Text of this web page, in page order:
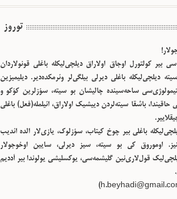
توروز
بیر کولتورل اوجاق اولا‌راق دیلچی‌لیکله باغلی قونولاردان
دیلچی‌لیکله باغلی دیرلی بیلگی‌لر وئرمکده‌دیر. دیلیمیزین
ساحه‌سینده چالیشان بو سیته، سؤزلرین کؤکو و
حاقیندا، باشقا سیته‌لردن دییشیک اولا‌راق، ائیلمله(فعل) باغلی
باغلی بیر چوخ کیتاب، سؤزلوک، یازی‌لار الده ائدیب
اوموروق کی بو سیته، سیز دیرلی، سایین اوخوجولار
دیلچی‌لیک قول‌لاری‌نین گلیشمه‌سی، یوکسلیشی یولوندا بیر آددیم
)